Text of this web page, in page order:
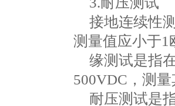
接地连续性
测量值应小于1
缘测试是指
500VDC ，测
耐压测试是